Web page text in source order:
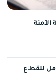
الآمنة
شامل للقطاع